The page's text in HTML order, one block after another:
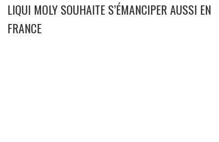
LIQUI MOLY SOUHAITE S’ÉMANCIPER AUSSI EN
FRANCE